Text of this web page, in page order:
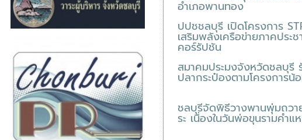
อำเภอพานทอง
ปปชชลบุรี เปิดโครงการ
เสริมพลังเครือข่ายภาคประ
คอร์รัปชัน
สมาคมประมงจังหวัดชลบุรี
ปลากระป๋องตามโครงการน้
ชลบุรีจัดพิธีวางพานพุ่มถวา
ระ เนื่องในวันพ่อขุนรามคำแ